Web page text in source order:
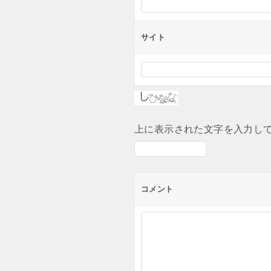
サイト
上に表示された文字を入力し
コメント